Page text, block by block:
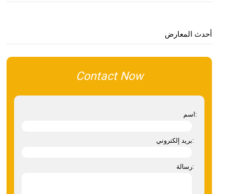
أحدث المعارض
Contact Now
اسم:
بريد إلكتروني:
رسالة: